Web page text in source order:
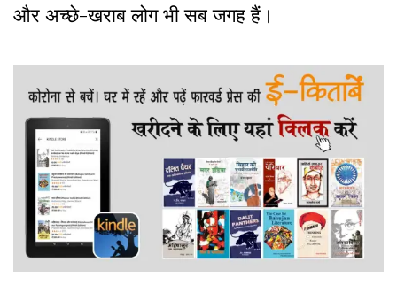
और अच्छे-खराब लोग भी सब जगह हैं।